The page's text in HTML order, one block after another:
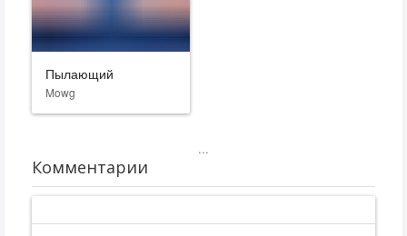
Пылающий
Mowg
...
Комментарии